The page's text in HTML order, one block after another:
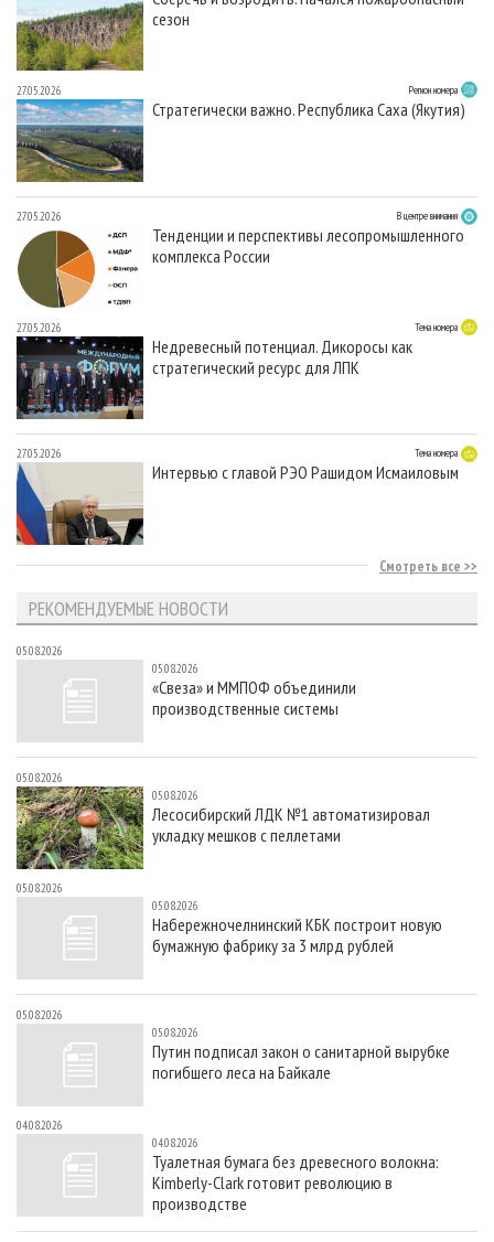
сезон
27.05.2026 Регион номера
Стратегически важно. Республика Саха (Якутия)
27.05.2026 В центре внимания
Тенденции и перспективы лесопромышленного
комплекса России
27.05.2026 Тема номера
Недревесный потенциал. Дикоросы как
стратегический ресурс для ЛПК
27.05.2026 Тема номера
Интервью с главой РЭО Рашидом Исмаиловым
Смотреть все
РЕКОМЕНДУЕМЫЕ НОВОСТИ
05.08.2026
05.08.2026
«Свеза» и ММПОФ объединили
производственные системы
05.08.2026
05.08.2026
Лесосибирский ЛДК №1 автоматизировал
укладку мешков с пеллетами
05.08.2026
05.08.2026
Набережночелнинский КБК построит новую
бумажную фабрику за 3 млрд рублей
05.08.2026
05.08.2026
Путин подписал закон о санитарной вырубке
погибшего леса на Байкале
04.08.2026
04.08.2026
Туалетная бумага без древесного волокна:
Kimberly-Clark готовит революцию в
производстве